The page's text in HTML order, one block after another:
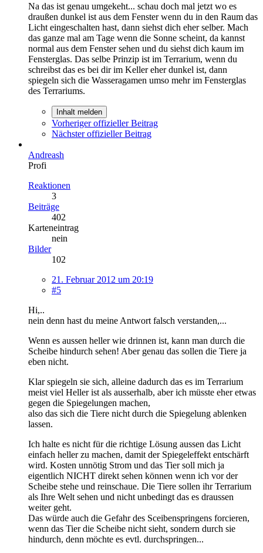
Na das ist genau umgekeht... schau doch mal jetzt wo es
draußen dunkel ist aus dem Fenster wenn du in den Raum das
Licht eingeschalten hast, dann siehst dich eher selber. Mach
das ganze mal am Tage wenn die Sonne scheint, da kannst
normal aus dem Fenster sehen und du siehst dich kaum im
Fensterglas. Das selbe Prinzip ist im Terrarium, wenn du
schreibst das es bei dir im Keller eher dunkel ist, dann
spiegeln sich die Wasseragamen umso mehr im Fensterglas
des Terrariums.
Inhalt melden
Vorheriger offizieller Beitrag
Nächster offizieller Beitrag
Andreash
Profi
Reaktionen
3
Beiträge
402
Karteneintrag
nein
Bilder
102
21. Februar 2012 um 20:19
#5
Hi,..
nein denn hast du meine Antwort falsch verstanden,...
Wenn es aussen heller wie drinnen ist, kann man durch die
Scheibe hindurch sehen! Aber genau das sollen die Tiere ja
eben nicht.
Klar spiegeln sie sich, alleine dadurch das es im Terrarium
meist viel Heller ist als ausserhalb, aber ich müsste eher etwas
gegen die Spiegelungen machen,
also das sich die Tiere nicht durch die Spiegelung ablenken
lassen.
Ich halte es nicht für die richtige Lösung aussen das Licht
einfach heller zu machen, damit der Spiegeleffekt entschärft
wird. Kosten unnötig Strom und das Tier soll mich ja
eigentlich NICHT direkt sehen können wenn ich vor der
Scheibe stehe und reinschaue. Die Tiere sollen ihr Terrarium
als Ihre Welt sehen und nicht unbedingt das es draussen
weiter geht.
Das würde auch die Gefahr des Sceibenspringens forcieren,
wenn das Tier die Scheibe nicht sieht, sondern durch sie
hindurch, denn möchte es evtl. durchspringen...